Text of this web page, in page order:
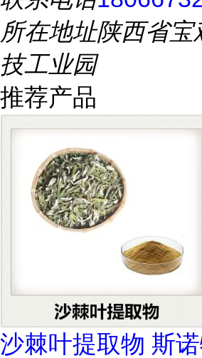
所在地址陕西省宝
技工业园
推荐产品
沙棘叶提取物 斯